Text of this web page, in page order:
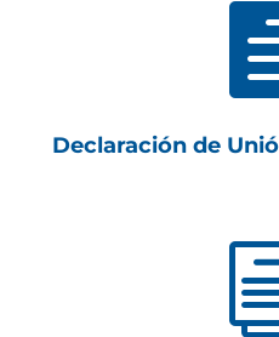
Declaración de